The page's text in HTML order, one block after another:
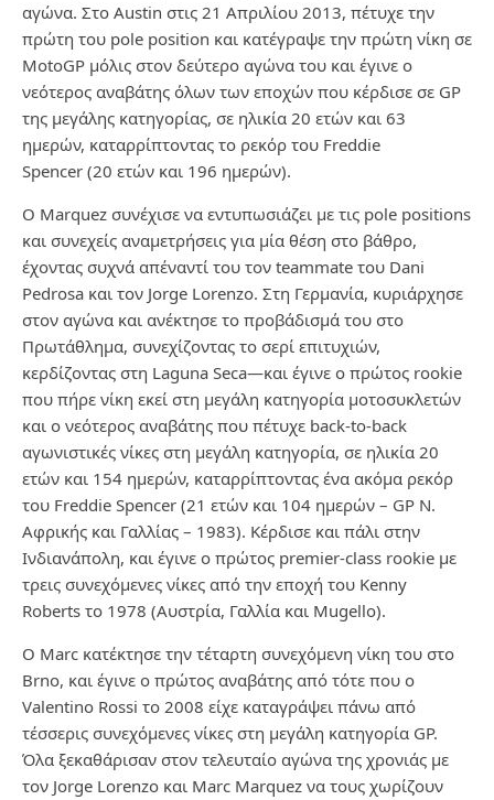
αγώνα. Στο Austin στις 21 Απριλίου 2013, πέτυχε την
πρώτη του pole position και κατέγραψε την πρώτη νίκη σε
MotoGP μόλις στον δεύτερο αγώνα του και έγινε ο
νεότερος αναβάτης όλων των εποχών που κέρδισε σε GP
της μεγάλης κατηγορίας, σε ηλικία 20 ετών και 63
ημερών, καταρρίπτοντας το ρεκόρ του Freddie
Spencer (20 ετών και 196 ημερών).
Ο Marquez συνέχισε να εντυπωσιάζει με τις pole positions
και συνεχείς αναμετρήσεις για μία θέση στο βάθρο,
έχοντας συχνά απέναντί του τον teammate του Dani
Pedrosa και τον Jorge Lorenzo. Στη Γερμανία, κυριάρχησε
στον αγώνα και ανέκτησε το προβάδισμά του στο
Πρωτάθλημα, συνεχίζοντας το σερί επιτυχιών,
κερδίζοντας στη Laguna Seca—και έγινε ο πρώτος rookie
που πήρε νίκη εκεί στη μεγάλη κατηγορία μοτοσυκλετών
και ο νεότερος αναβάτης που πέτυχε back-to-back
αγωνιστικές νίκες στη μεγάλη κατηγορία, σε ηλικία 20
ετών και 154 ημερών, καταρρίπτοντας ένα ακόμα ρεκόρ
του Freddie Spencer (21 ετών και 104 ημερών – GP Ν.
Αφρικής και Γαλλίας – 1983). Κέρδισε και πάλι στην
Ινδιανάπολη, και έγινε ο πρώτος premier-class rookie με
τρεις συνεχόμενες νίκες από την εποχή του Kenny
Roberts το 1978 (Αυστρία, Γαλλία και Mugello).
O Marc κατέκτησε την τέταρτη συνεχόμενη νίκη του στο
Brno, και έγινε ο πρώτος αναβάτης από τότε που ο
Valentino Rossi το 2008 είχε καταγράψει πάνω από
τέσσερις συνεχόμενες νίκες στη μεγάλη κατηγορία GP.
Όλα ξεκαθάρισαν στον τελευταίο αγώνα της χρονιάς με
τον Jorge Lorenzo και Marc Marquez να τους χωρίζουν